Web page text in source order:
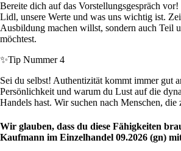
Bereite dich auf das Vorstellungsgespräch
Lidl, unsere Werte und was uns wichtig ist.
Ausbildung machen willst, sondern auch Teil
möchtest.
✨Tip Nummer 4
Sei du selbst! Authentizität kommt immer gut
Persönlichkeit und warum du Lust auf die
Handels hast. Wir suchen nach Menschen, die
Wir glauben, dass du diese Fähigkeiten
Kaufmann im Einzelhandel 09.2026 (gn)